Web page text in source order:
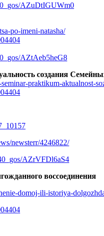
AZuDtIGUWm0
po-imeni-natasha/
AZtAeb5heG8
создания
praktikum-
newsterr/4246822/
AZrVFDl6aS4
воссоединения
domoj-ili-istoriya-